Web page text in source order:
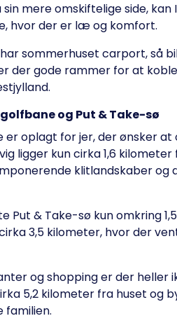
mere omskiftelige side,
hvor der er læ og komfort.
sommerhuset carport, så
der gode rammer for at
og Put & Take-sø
er oplagt for jer, der ønsker
ligger kun cirka 1,6
klitlandskaber og
Put & Take-sø kun omkring
3,5 kilometer, hvor der
og shopping er der
5,2 kilometer fra huset og
familien.